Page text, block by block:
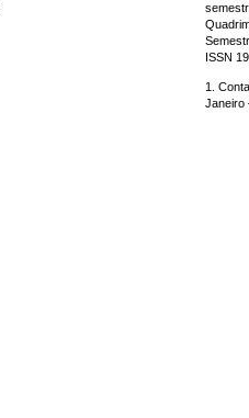
ISSN
1.
Janeiro